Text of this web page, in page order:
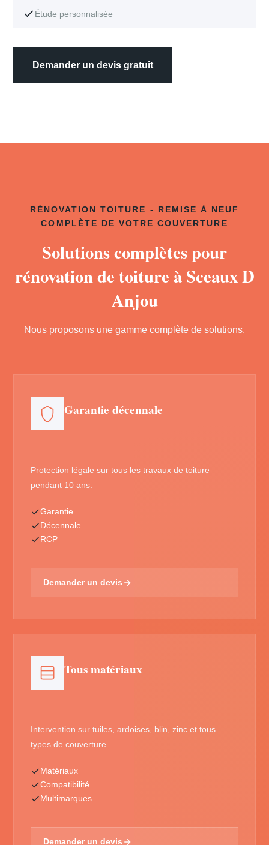
Étude personnalisée
Demander un devis gratuit
RÉNOVATION TOITURE - REMISE À NEUF
COMPLÈTE DE VOTRE COUVERTURE
Solutions complètes pour
rénovation de toiture à Sceaux D
Anjou
Nous proposons une gamme complète de solutions.
Garantie décennale
Protection légale sur tous les travaux de toiture
pendant 10 ans.
Garantie
Décennale
RCP
Demander un devis
Tous matériaux
Intervention sur tuiles, ardoises, blin, zinc et tous
types de couverture.
Matériaux
Compatibilité
Multimarques
Demander un devis